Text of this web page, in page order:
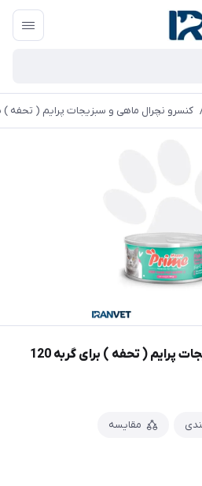
کنسرو نچرال ماهی و سبزیجات پرایم ( تحفه ) برای
کنسرو نچرال ماهی و سبزیجات پرایم ( تحفه ) برای گربه 120
مقایسه